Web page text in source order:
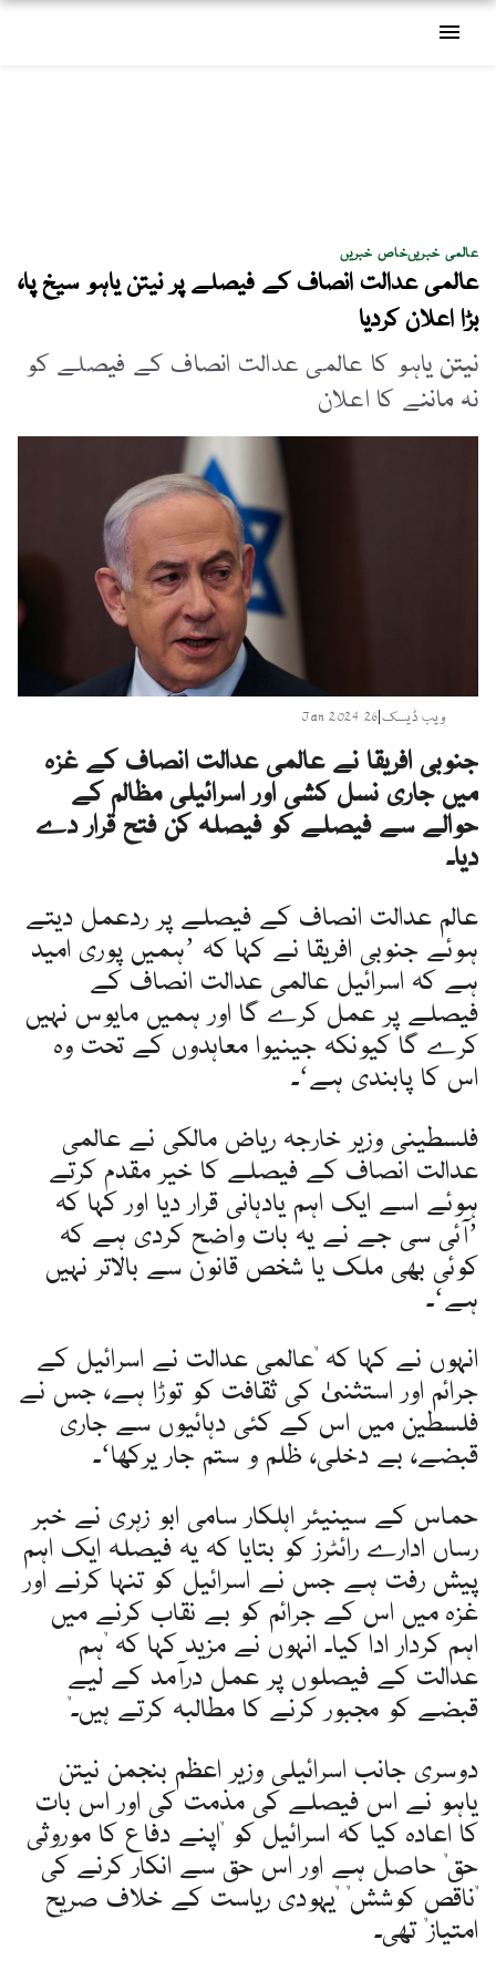
menu
عالمی خبریںخاص خبریں
عالمی عدالت انصاف کے فیصلے پر نیتن یاہو سیخ پا،
بڑا اعلان کردیا
نیتن یاہو کا عالمی عدالت انصاف کے فیصلے کو
نہ ماننے کا اعلان
ویب ڈیسک 26 Jan 2024
جنوبی افریقا نے عالمی عدالت انصاف کے غزہ
میں جاری نسل کشی اور اسرائیلی مظالم کے
حوالے سے فیصلے کو فیصلہ کن فتح قرار دے
دیا۔
عالم عدالت انصاف کے فیصلے پر ردعمل دیتے
ہوئے جنوبی افریقا نے کہا کہ ’ہمیں پوری امید
ہے کہ اسرائیل عالمی عدالت انصاف کے
فیصلے پر عمل کرے گا اور ہمیں مایوس نہیں
کرے گا کیونکہ جینیوا معاہدوں کے تحت وہ
اس کا پابندی ہے‘۔
فلسطینی وزیر خارجہ ریاض مالکی نے عالمی
عدالت انصاف کے فیصلے کا خیر مقدم کرتے
ہوئے اسے ایک اہم یادہانی قرار دیا اور کہا کہ
’آئی سی جے نے یہ بات واضح کردی ہے کہ
کوئی بھی ملک یا شخص قانون سے بالاتر نہیں
ہے‘۔
انہوں نے کہا کہ "عالمی عدالت نے اسرائیل کے
جرائم اور استثنیٰ کی ثقافت کو توڑا ہے، جس نے
فلسطین میں اس کے کئی دہائیوں سے جاری
قبضے، بے دخلی، ظلم و ستم جار یرکھا‘۔
حماس کے سینیئر اہلکار سامی ابو زہری نے خبر
رساں ادارے رائٹرز کو بتایا کہ یہ فیصلہ ایک اہم
پیش رفت ہے جس نے اسرائیل کو تنہا کرنے اور
غزہ میں اس کے جرائم کو بے نقاب کرنے میں
اہم کردار ادا کیا۔ انہوں نے مزید کہا کہ "ہم
عدالت کے فیصلوں پر عمل درآمد کے لیے
قبضے کو مجبور کرنے کا مطالبہ کرتے ہیں۔"
دوسری جانب اسرائیلی وزیر اعظم بنجمن نیتن
یاہو نے اس فیصلے کی مذمت کی اور اس بات
کا اعادہ کیا کہ اسرائیل کو "اپنے دفاع کا موروثی
حق" حاصل ہے اور اس حق سے انکار کرنے کی
"ناقص کوشش" "یہودی ریاست کے خلاف صریح
امتیاز" تھی۔